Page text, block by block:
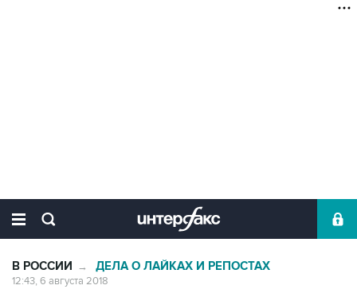
В РОССИИ → ДЕЛА О ЛАЙКАХ И РЕПОСТАХ
12:43, 6 августа 2018